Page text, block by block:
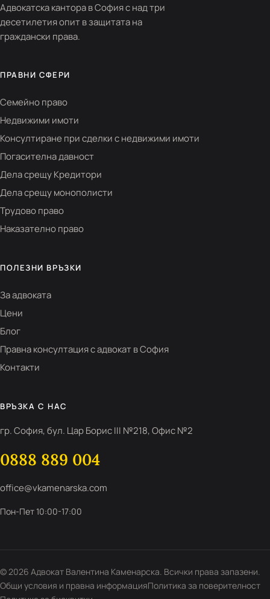
Адвокатска кантора в София с над три
десетилетия опит в защитата на
граждански права.
ПРАВНИ СФЕРИ
Семейно право
Недвижими имоти
Консултиране при сделки с недвижими имоти
Погасителна давност
Дела срещу Кредитори
Дела срещу монополисти
Трудово право
Наказателно право
ПОЛЕЗНИ ВРЪЗКИ
За адвоката
Цени
Блог
Правна консултация с адвокат в София
Контакти
ВРЪЗКА С НАС
гр. София, бул. Цар Борис III №218, Офис №2
0888 889 004
office@vkamenarska.com
Пон-Пет 10:00-17:00
© 2026 Адвокат Валентина Каменарска. Всички права запазени.
Общи условия и правна информацияПолитика за поверителност